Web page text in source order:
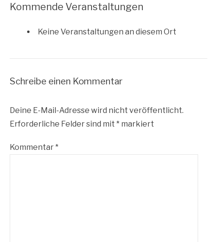
Kommende Veranstaltungen
Kei­ne Ver­an­stal­tun­gen an die­sem Ort
Schreibe einen Kommentar
Deine E-Mail-Adresse wird nicht veröffentlicht.
Erforderliche Felder sind mit * markiert
Kommentar*